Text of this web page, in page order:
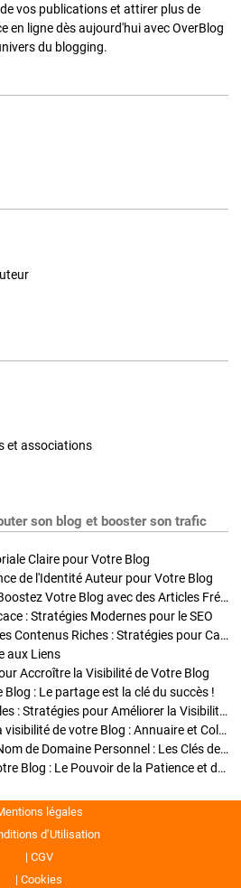
vos publications et attirer plus de
en ligne dès aujourd'hui avec OverBlog
du blogging.
et associations
son blog et booster son trafic
Claire pour Votre Blog
de l'Identité Auteur pour Votre Blog
Stratégies de Publication : Boostez Votre Blog avec des Articles Fréquents et Exclusifs
: Stratégies Modernes pour le SEO
Enrichir Vos Articles avec des Contenus Riches : Stratégies pour Captiver et Optimiser
aux Liens
Accroître la Visibilité de Votre Blog
: Le partage est la clé du succès !
Optimisation SEO des Articles : Stratégies pour Améliorer la Visibilité de Votre Blog
Stratégies pour améliorer la visibilité de votre Blog : Annuaire et Collaborations
Pourquoi Investir dans un Nom de Domaine Personnel : Les Clés de la Réussite de Votre Blog
Comment Faire Émerger Votre Blog : Le Pouvoir de la Patience et de la Persévérance
légales
d’Utilisation
CGV
Cookies